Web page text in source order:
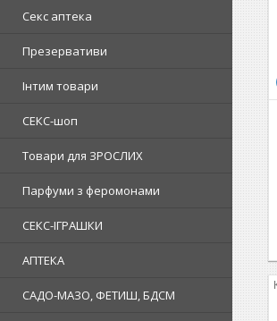
Секс аптека
Презервативи
Інтим товари
СЕКС-шоп
Товари для ЗРОСЛИХ
Парфуми з феромонами
СЕКС-ІГРАШКИ
АПТЕКА
САДО-МАЗО, ФЕТИШ, БДСМ